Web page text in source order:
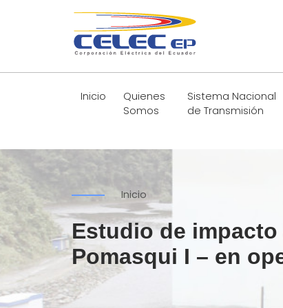
Inicio
Quienes
Somos
Sistema Nacional
de Transmisión
Inicio
Estudio de
Pomasqui I – en